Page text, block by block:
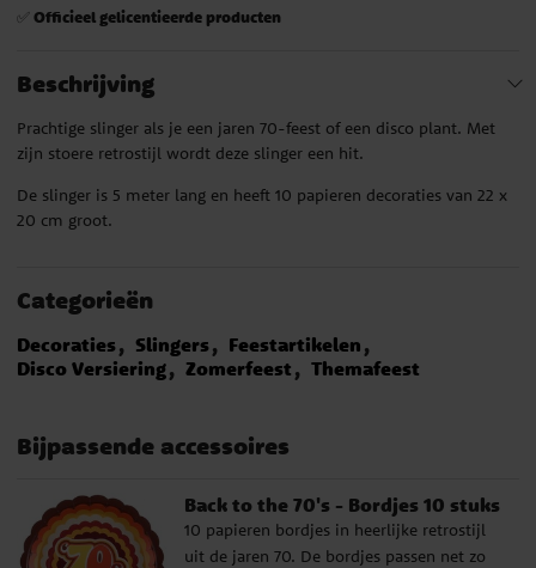
✅ Officieel gelicentieerde producten
Beschrijving
Prachtige slinger als je een jaren 70-feest of een disco plant. Met
zijn stoere retrostijl wordt deze slinger een hit.
De slinger is 5 meter lang en heeft 10 papieren decoraties van 22 x
20 cm groot.
Categorieën
Decoraties Slingers
Feestartikelen
Disco Versiering
Zomerfeest Themafeest
Bijpassende accessoires
Back to the 70's - Bordjes 10 stuks
10 papieren bordjes in heerlijke retrostijl
uit de jaren 70. De bordjes passen net zo